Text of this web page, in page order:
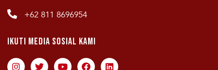
+62 811 8696954
Ikuti Media Sosial Kami